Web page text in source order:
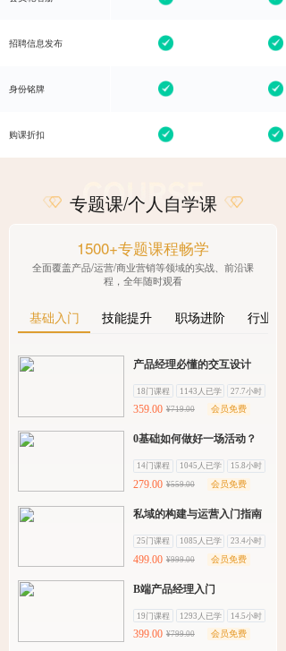
招聘信息发布
身份铭牌
购课折扣
招聘信息发布
身份铭牌
购课折扣
专题课/个人自学课
1500+专题课程畅学
全面覆盖产品/运营/商业营销等领域的实战、前沿课
程，全年随时观看
基础入门 技能提升 职场进阶 行业洞
产品经理必懂的交互设计
18门课程 1143人已学 27.7小时
359.00 ¥719.00 会员免费
0基础如何做好一场活动？
14门课程 1045人已学 15.8小时
279.00 ¥559.00 会员免费
私域的构建与运营入门指南
25门课程 1085人已学 23.4小时
499.00 ¥999.00 会员免费
B端产品经理入门
19门课程 1293人已学 14.5小时
399.00 ¥799.00 会员免费